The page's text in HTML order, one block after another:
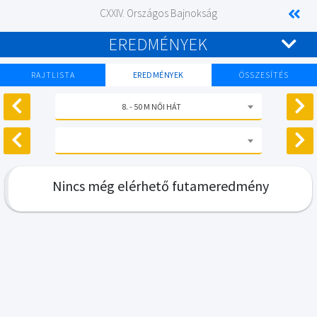
CXXIV. Országos Bajnokság
EREDMÉNYEK
RAJTLISTA EREDMÉNYEK ÖSSZESÍTÉS
8. - 50 M NŐI HÁT
Nincs még elérhető futameredmény